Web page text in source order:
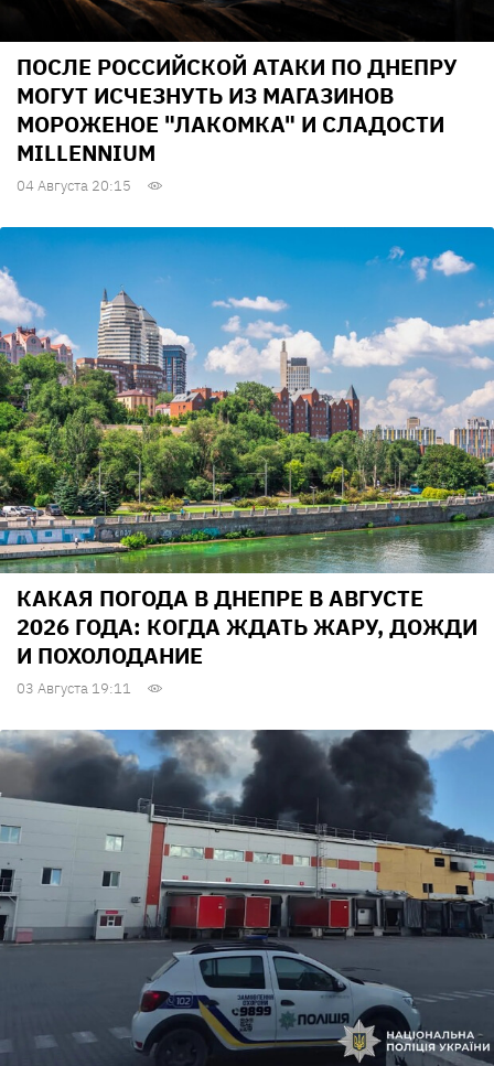
ПОСЛЕ РОССИЙСКОЙ АТАКИ ПО ДНЕПРУ
МОГУТ ИСЧЕЗНУТЬ ИЗ МАГАЗИНОВ
МОРОЖЕНОЕ "ЛАКОМКА" И СЛАДОСТИ
MILLENNIUM
04 Августа 20:15
КАКАЯ ПОГОДА В ДНЕПРЕ В АВГУСТЕ
2026 ГОДА: КОГДА ЖДАТЬ ЖАРУ, ДОЖДИ
И ПОХОЛОДАНИЕ
03 Августа 19:11